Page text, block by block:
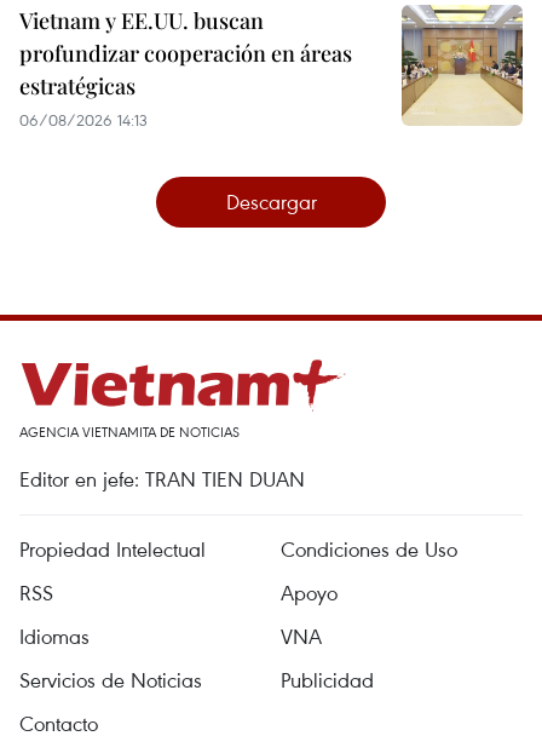
Vietnam y EE.UU. buscan
profundizar cooperación en áreas
estratégicas
06/08/2026 14:13
Descargar
AGENCIA VIETNAMITA DE NOTICIAS
Editor en jefe: TRAN TIEN DUAN
Propiedad Intelectual
Condiciones de Uso
RSS
Apoyo
Idiomas
VNA
Servicios de Noticias
Publicidad
Contacto